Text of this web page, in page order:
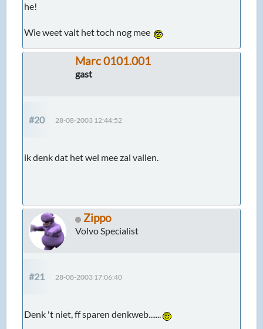
he!
Wie weet valt het toch nog mee
Marc 0101.001
gast
#20 28-08-2003 12:44:52
ik denk dat het wel mee zal vallen.
Zippo
Volvo Specialist
#21 28-08-2003 17:06:40
Denk 't niet, ff sparen denkweb.......